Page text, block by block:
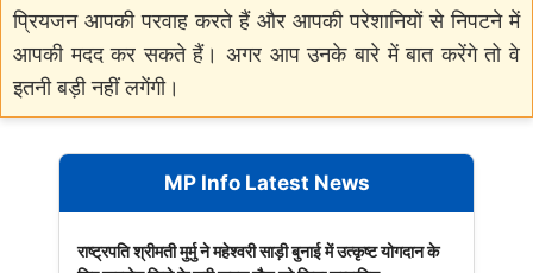
प्रियजन आपकी परवाह करते हैं और आपकी परेशानियों से निपटने में
आपकी मदद कर सकते हैं। अगर आप उनके बारे में बात करेंगे तो वे
इतनी बड़ी नहीं लगेंगी।
MP Info Latest News
राष्ट्रपति श्रीमती मुर्मु ने महेश्वरी साड़ी बुनाई में उत्कृष्ट योगदान के